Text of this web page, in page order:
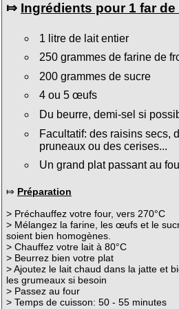
⤇ Ingrédients pour 1 far
1 litre de lait entier
250 grammes de farine de
200 grammes de sucre
4 ou 5 œufs
Du beurre, demi-sel si
Facultatif: des raisins secs,
pruneaux ou des cerises...
Un grand plat passant au
⤇ Préparation
> Préchauffez votre four, vers 270°C
> Mélangez la farine, les œufs et le
soient bien homogènes.
> Chauffez votre lait à 80°C
> Beurrez bien votre plat
> Ajoutez le lait chaud dans la jatte et
les grumeaux si besoin
> Passez au four
> Temps de cuisson: 50 - 55 minutes